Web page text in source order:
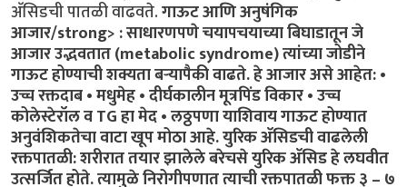
अ‍ॅसिडची पातळी वाढवते.गाऊट आणि अनुषंगिक
आजार/strong> : साधारणपणे चयापचयाच्या बिघाडातून जे
आजार उद्भवतात (metabolic syndrome) त्यांच्या जोडीने
गाऊट होण्याची शक्यता बऱ्यापैकी वाढते. हे आजार असे आहेत: •
उच्च रक्तदाब • मधुमेह • दीर्घकालीन मूत्रपिंड विकार • उच्च
कोलेस्टेरॉल व TG हा मेद • लठ्ठपणा याशिवाय गाऊट होण्यात
अनुवंशिकतेचावाटा खूप मोठा आहे.युरिक अ‍ॅसिडची वाढलेली
रक्तपातळी:शरीरात तयार झालेले बरेचसे युरिक अ‍ॅसिड हे लघवीत
उत्सर्जित होते. त्यामुळे निरोगीपणात त्याची रक्तपातळी फक्त ३ – ७